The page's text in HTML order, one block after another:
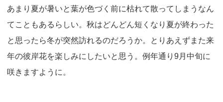
あまり夏が暑いと葉が色づく前に枯れて散ってしまうなん
てこともあるらしい。秋はどんどん短くなり夏が終わった
と思ったら冬が突然訪れるのだろうか。とりあえずまた来
年の彼岸花を楽しみにしたいと思う。例年通り9月中旬に
咲きますように。